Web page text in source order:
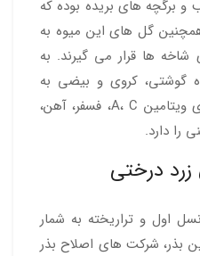
و برگچه های بریده بوده که
گل های این میوه به
شاخه ها قرار می گیرند. به
گوشتی، کروی و بیضی به
وجود می آید که مقادیر زیادی ویتامین A، C، فسفر، آهن،
را دارد.
درختی
اول و تراریخته به شمار
بذر، شرکت های اصلاح بذر